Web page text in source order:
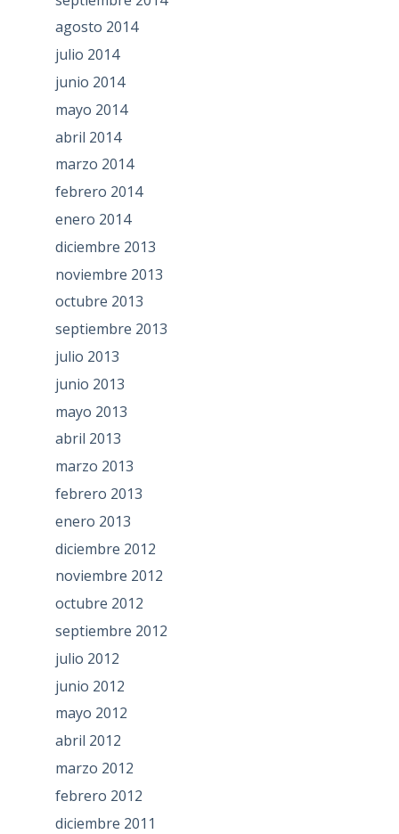
agosto 2014
julio 2014
junio 2014
mayo 2014
abril 2014
marzo 2014
febrero 2014
enero 2014
diciembre 2013
noviembre 2013
octubre 2013
septiembre 2013
julio 2013
junio 2013
mayo 2013
abril 2013
marzo 2013
febrero 2013
enero 2013
diciembre 2012
noviembre 2012
octubre 2012
septiembre 2012
julio 2012
junio 2012
mayo 2012
abril 2012
marzo 2012
febrero 2012
diciembre 2011